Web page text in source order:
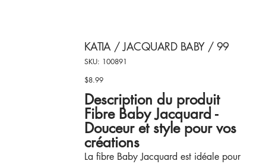
KATIA / JACQUARD BABY / 99
SKU:
SKU
100891
100891
Price
$8.99
Description du produit
Fibre Baby Jacquard -
Douceur et style pour vos
créations
La fibre Baby Jacquard est idéale pour